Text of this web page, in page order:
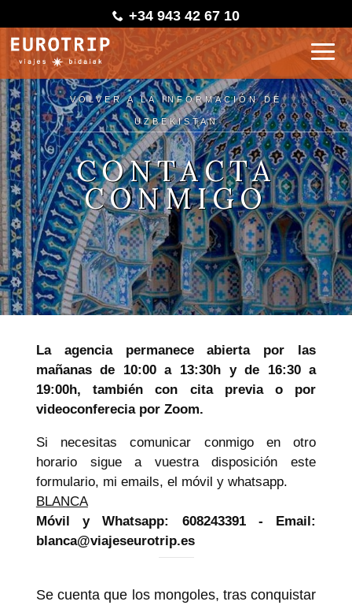
+34 943 42 67 10
VOLVER A LA INFORMACIÓN DE
UZBEKISTAN
CONTACTA
CONMIGO
La agencia permanece abierta por las
mañanas de 10:00 a 13:30h y de 16:30 a
19:00h, también con cita previa o por
videoconferecia por Zoom.
Si necesitas comunicar conmigo en otro
horario sigue a vuestra disposición este
formulario, mi emails, el móvil y whatsapp.
BLANCA
Móvil y Whatsapp: 608243391 - Email:
blanca@viajeseurotrip.es
Se cuenta que los mongoles, tras conquistar